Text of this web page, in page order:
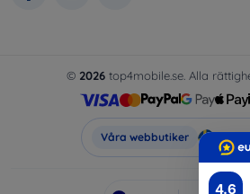
4.6
© 2026 top4mobile.se. Alla
Våra webbutiker